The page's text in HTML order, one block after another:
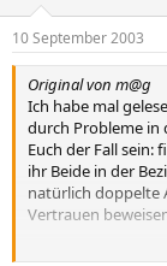
10 September 2003
Original von m@g
Ich habe mal
durch Probleme in
Euch der Fall sein:
ihr Beide in der
natürlich doppelte
Vertrauen